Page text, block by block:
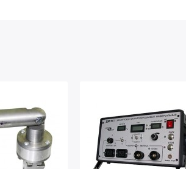
более±10%
10 настроек